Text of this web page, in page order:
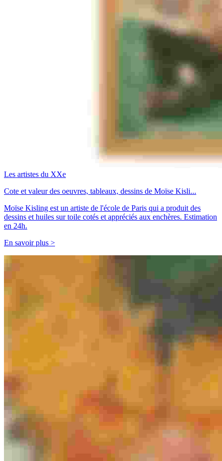
Les artistes du XXe
Cote et valeur des oeuvres, tableaux, dessins de Moïse Kisli...
Moïse Kisling est un artiste de l'école de Paris qui a produit des
dessins et huiles sur toile cotés et appréciés aux enchères. Estimation
en 24h.
En savoir plus >